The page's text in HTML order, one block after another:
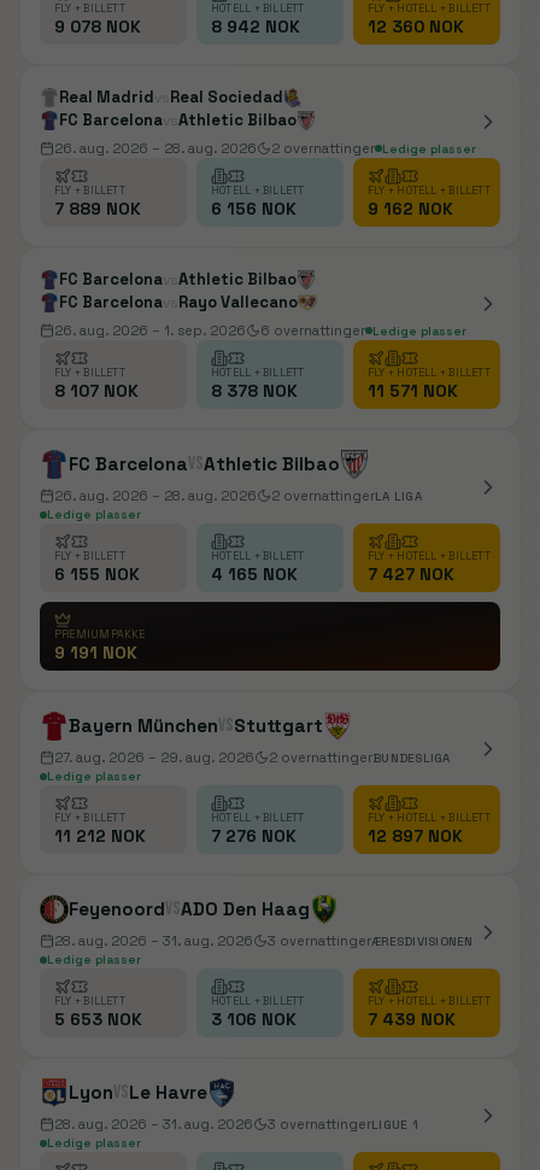
FLY + BILLETT
9 078 NOK
HOTELL + BILLETT
8 942 NOK
FLY + HOTELL + BILLETT
12 360 NOK
Real Madrid vs Real Sociedad
FC Barcelonavs Athletic Bilbao
26. aug. 2026 – 28. aug. 2026 2 overnattinger Ledige plasser
FLY + BILLETT
7 889 NOK
HOTELL + BILLETT
6 156 NOK
FLY + HOTELL + BILLETT
9 162 NOK
FC Barcelonavs Athletic Bilbao
FC Barcelonavs Rayo Vallecano
26. aug. 2026 – 1. sep. 2026 6 overnattinger Ledige plasser
FLY + BILLETT
8 107 NOK
HOTELL + BILLETT
8 378 NOK
FLY + HOTELL + BILLETT
11 571 NOK
FC BarcelonavsAthletic Bilbao
26. aug. 2026 – 28. aug. 2026 2 overnattingerLA LIGA
Ledige plasser
FLY + BILLETT
6 155 NOK
HOTELL + BILLETT
4 165 NOK
FLY + HOTELL + BILLETT
7 427 NOK
PREMIUMPAKKE
9 191 NOK
Bayern MünchenvsStuttgart
27. aug. 2026 – 29. aug. 2026 2 overnattingerBUNDESLIGA
Ledige plasser
FLY + BILLETT
11 212 NOK
HOTELL + BILLETT
7 276 NOK
FLY + HOTELL + BILLETT
12 897 NOK
FeyenoordvsADO Den Haag
28. aug. 2026 – 31. aug. 2026 3 overnattingerÆRESDIVISIONEN
Ledige plasser
FLY + BILLETT
5 653 NOK
HOTELL + BILLETT
3 106 NOK
FLY + HOTELL + BILLETT
7 439 NOK
LyonvsLe Havre
28. aug. 2026 – 31. aug. 2026 3 overnattingerLIGUE 1
Ledige plasser